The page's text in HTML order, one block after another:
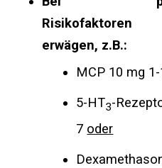
Risikofaktoren
erwägen, z.B.:
MCP 10 mg
5-HT3-
7 oder